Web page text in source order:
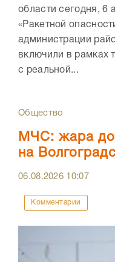
области сегодня, 6
«Ракетной
администрации
включили в рамках
с реальной...
Общество
МЧС: жара до
на
06.08.2026 10:07
Комментарии